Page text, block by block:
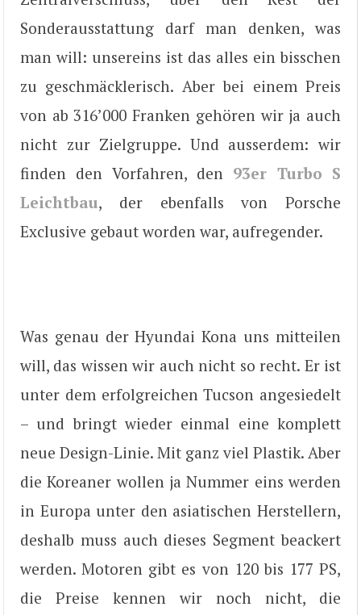
Sonderausstattung darf man denken, was
man will: unsereins ist das alles ein bisschen
zu geschmäcklerisch. Aber bei einem Preis
von ab 316’000 Franken gehören wir ja auch
nicht zur Zielgruppe. Und ausserdem: wir
finden den Vorfahren, den 93er Turbo S
Leichtbau, der ebenfalls von Porsche
Exclusive gebaut worden war, aufregender.
Was genau der Hyundai Kona uns mitteilen
will, das wissen wir auch nicht so recht. Er ist
unter dem erfolgreichen Tucson angesiedelt
– und bringt wieder einmal eine komplett
neue Design-Linie. Mit ganz viel Plastik. Aber
die Koreaner wollen ja Nummer eins werden
in Europa unter den asiatischen Herstellern,
deshalb muss auch dieses Segment beackert
werden. Motoren gibt es von 120 bis 177 PS,
die Preise kennen wir noch nicht, die